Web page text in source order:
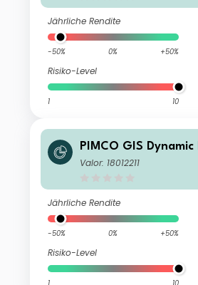
Jährliche Rendite
-50% 0% +50%
Risiko-Level
1 10
PIMCO GIS Dynamic
tutional GBP
Valor: 18012211
Jährliche Rendite
-50% 0% +50%
Risiko-Level